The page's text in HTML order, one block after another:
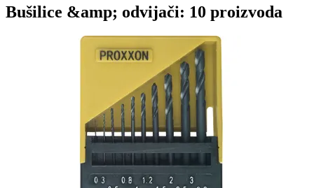
Bušilice &amp; odvijači: 10 proizvoda